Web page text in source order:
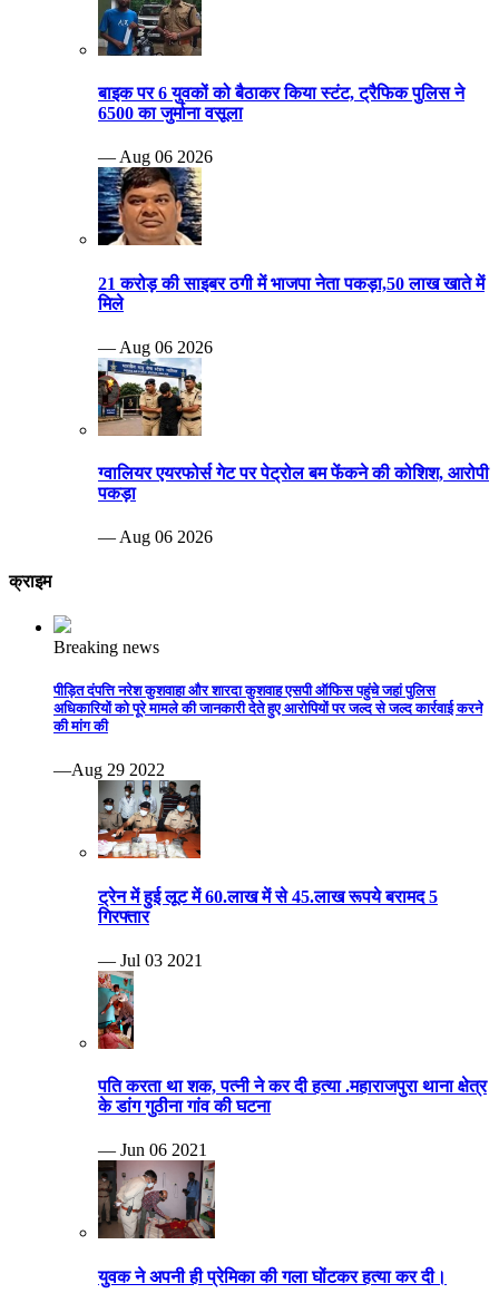
बाइक पर 6 युवकों को बैठाकर किया स्टंट, ट्रैफिक पुलिस ने
6500 का जुर्माना वसूला
— Aug 06 2026
21 करोड़ की साइबर ठगी में भाजपा नेता पकड़ा,50 लाख खाते में
मिले
— Aug 06 2026
ग्वालियर एयरफोर्स गेट पर पेट्रोल बम फेंकने की कोशिश, आरोपी
पकड़ा
— Aug 06 2026
क्राइम
Breaking news
पीड़ित दंपत्ति नरेश कुशवाहा और शारदा कुशवाह एसपी ऑफिस पहुंचे जहां पुलिस
अधिकारियों को पूरे मामले की जानकारी देते हुए आरोपियों पर जल्द से जल्द कार्रवाई करने
की मांग की
—Aug 29 2022
ट्रेन में हुई लूट में 60.लाख में से 45.लाख रूपये बरामद 5
गिरफ्तार
— Jul 03 2021
पति करता था शक, पत्नी ने कर दी हत्या .महाराजपुरा थाना क्षेत्र
के डांग गुठीना गांव की घटना
— Jun 06 2021
युवक ने अपनी ही प्रेमिका की गला घोंटकर हत्या कर दी।